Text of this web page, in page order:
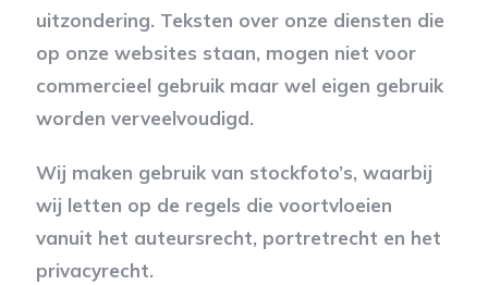
uitzondering. Teksten over onze diensten die
op onze websites staan, mogen niet voor
commercieel gebruik maar wel eigen gebruik
worden verveelvoudigd.
Wij maken gebruik van stockfoto’s, waarbij
wij letten op de regels die voortvloeien
vanuit het auteursrecht, portretrecht en het
privacyrecht.